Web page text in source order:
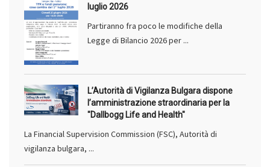
luglio 2026
Partiranno fra poco le modifiche della
Legge di Bilancio 2026 per ...
L’Autorità di Vigilanza Bulgara dispone
l’amministrazione straordinaria per la
"Dallbogg Life and Health"
La Financial Supervision Commission (FSC), Autorità di
vigilanza bulgara, ...